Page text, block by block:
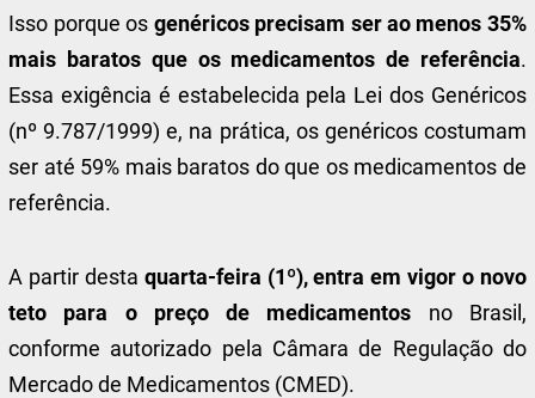
Isso porque os genéricos precisam ser ao menos 35%
mais baratos que os medicamentos de referência.
Essa exigência é estabelecida pela Lei dos Genéricos
(nº 9.787/1999) e, na prática, os genéricos costumam
ser até 59% mais baratos do que os medicamentos de
referência.
A partir desta quarta-feira (1º), entra em vigor o novo
teto para o preço de medicamentos no Brasil,
conforme autorizado pela Câmara de Regulação do
Mercado de Medicamentos (CMED).